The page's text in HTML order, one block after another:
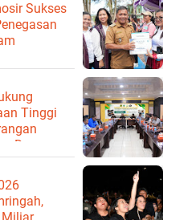
Sukses
Tinggi
Dan